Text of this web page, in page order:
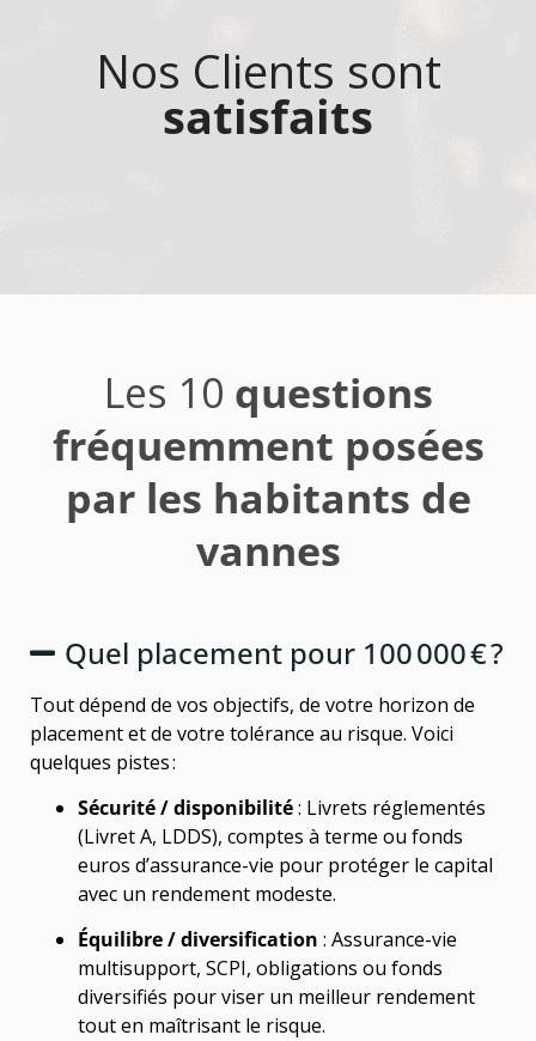
Nos Clients sont
satisfaits
Les 10 questions
fréquemment posées
par les habitants de
vannes
Quel placement pour 100 000 € ?
Tout dépend de vos objectifs, de votre horizon de
placement et de votre tolérance au risque. Voici
quelques pistes :
Sécurité / disponibilité: Livrets réglementés
(Livret A, LDDS), comptes à terme ou fonds
euros d’assurance-vie pour protéger le capital
avec un rendement modeste.
Équilibre / diversification : Assurance-vie
multisupport, SCPI, obligations ou fonds
diversifiés pour viser un meilleur rendement
tout en maîtrisant le risque.